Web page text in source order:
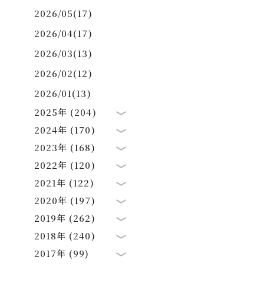
2026/05(17)
2026/04(17)
2026/03(13)
2026/02(12)
2026/01(13)
2025年 (204)
2024年 (170)
2023年 (168)
2022年 (120)
2021年 (122)
2020年 (197)
2019年 (262)
2018年 (240)
2017年 (99)